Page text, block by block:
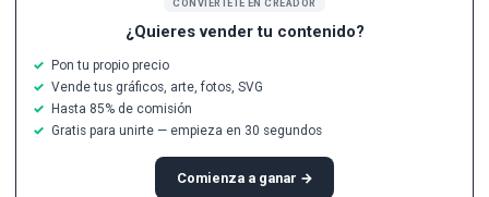
CONVIÉRTETE EN CREADOR
¿Quieres vender tu contenido?
Pon tu propio precio
Vende tus gráficos, arte, fotos, SVG
Hasta 85% de comisión
Gratis para unirte — empieza en 30 segundos
Comienza a ganar →